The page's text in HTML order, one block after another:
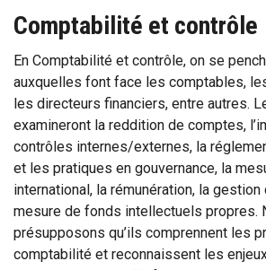
Comptabilité et contrôle
En Comptabilité et contrôle, on se
auxquelles font face les comptables,
les directeurs financiers, entre autres.
examineront la reddition de comptes,
contrôles internes/externes, la
et les pratiques en gouvernance, la
international, la rémunération, la
mesure de fonds intellectuels propres.
présupposons qu’ils comprennent les
comptabilité et reconnaissent les